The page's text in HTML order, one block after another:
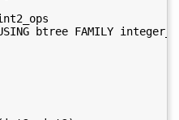
int2_ops
btree FAMILY